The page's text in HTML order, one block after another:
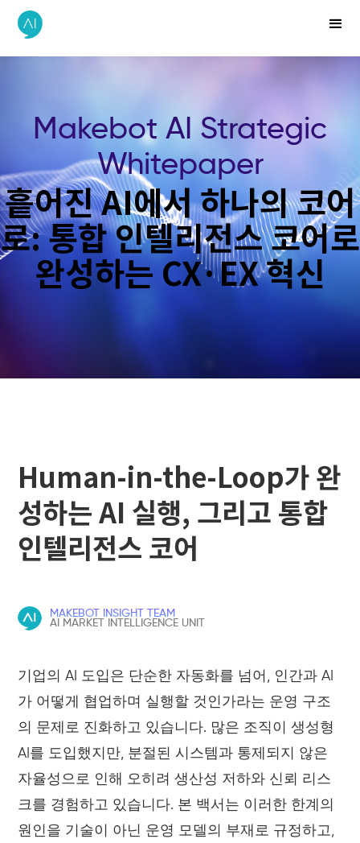
Makebot AI Strategic
Whitepaper
흩어진 AI에서 하나의 코어
로: 통합 인텔리전스 코어로
완성하는 CX·EX 혁신
Human-in-the-Loop가 완
성하는 AI 실행, 그리고 통합
인텔리전스 코어
MAKEBOT INSIGHT TEAM
AI MARKET INTELLIGENCE UNIT
기업의 AI 도입은 단순한 자동화를 넘어, 인간과 AI
가 어떻게 협업하며 실행할 것인가라는 운영 구조
의 문제로 진화하고 있습니다. 많은 조직이 생성형
AI를 도입했지만, 분절된 시스템과 통제되지 않은
자율성으로 인해 오히려 생산성 저하와 신뢰 리스
크를 경험하고 있습니다. 본 백서는 이러한 한계의
원인을 기술이 아닌 운영 모델의 부재로 규정하고,